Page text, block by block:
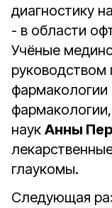
диагностику
- в области
Учёные
фармакологии
наук Анны
глаукомы.
Следующая